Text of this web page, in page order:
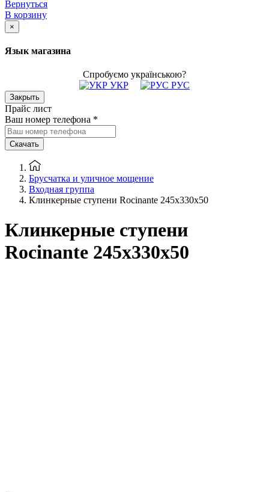
Вернуться
В корзину
×
Язык магазина
Спробуємо українською?
УКР
РУС
Закрыть
Прайс лист
Ваш номер телефона *
Скачать
Брусчатка и уличное мощение
Входная группа
Клинкерные ступени Rocinante 245x330x50
Клинкерные ступени
Rocinante 245x330x50